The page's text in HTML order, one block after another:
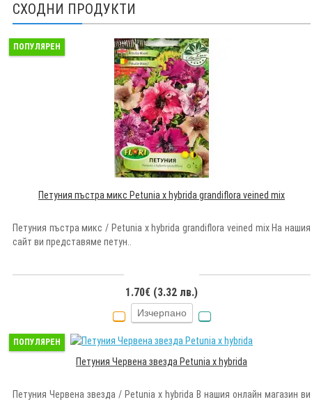
СХОДНИ ПРОДУКТИ
ПОПУЛЯРЕН
Петуния пъстра микс Petunia x hybrida grandiflora veined mix
Петуния пъстра микс / Petunia x hybrida grandiflora veined mix На нашия
сайт ви представяме петун..
1.70€ (3.32 лв.)
Изчерпано
ПОПУЛЯРЕН
Петуния Червена звезда Petunia x hybrida
Петуния Червена звезда / Petunia x hybrida В нашия онлайн магазин ви